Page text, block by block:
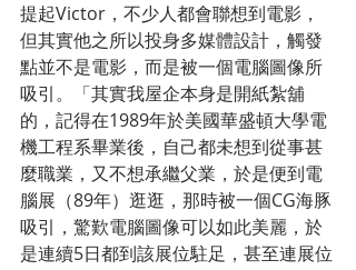
提起Victor，不少人都會聯想到電影，
但其實他之所以投身多媒體設計，觸發
點並不是電影，而是被一個電腦圖像所
吸引。「其實我屋企本身是開紙紮舖
的，記得在1989年於美國華盛頓大學電
機工程系畢業後，自己都未想到從事甚
麼職業，又不想承繼父業，於是便到電
腦展（89年）逛逛，那時被一個CG海豚
吸引，驚歎電腦圖像可以如此美麗，於
是連續5日都到該展位駐足，甚至連展位